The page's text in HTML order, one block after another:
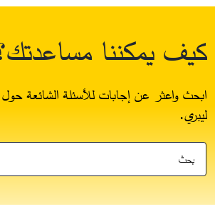
كيف يمكننا
ابحث واعثر عن إجابات للأسئلة الشائعة
ليبري.